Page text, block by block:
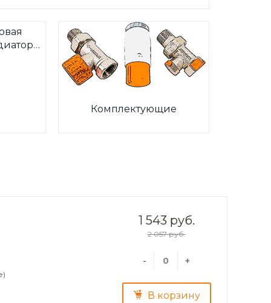
Комплектующие
1 543 руб.
2 057 руб.
- +
В корзину